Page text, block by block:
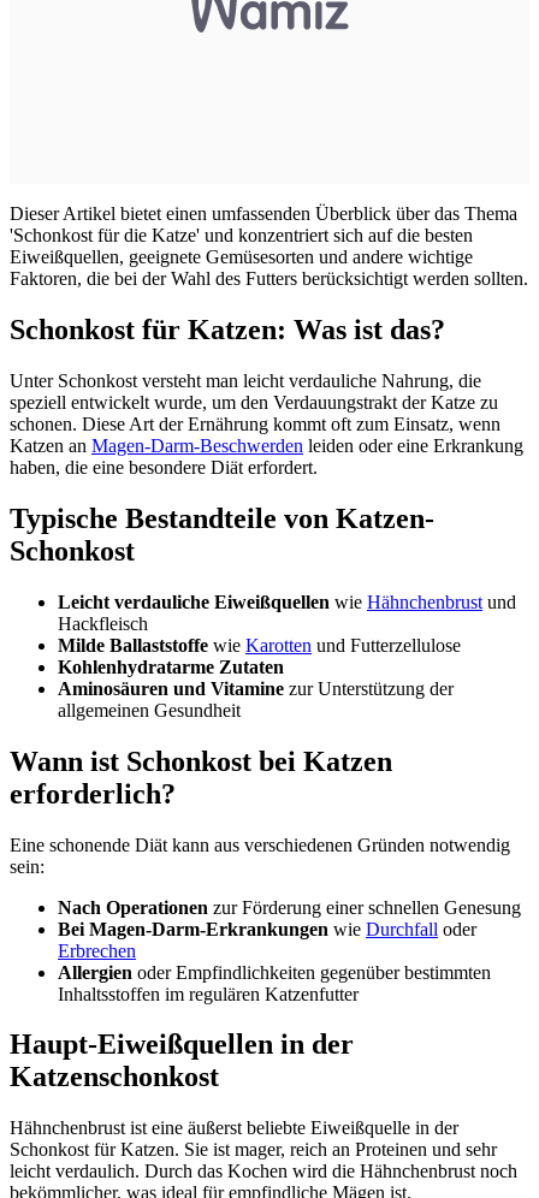
Dieser Artikel bietet einen umfassenden Überblick über das Thema
'Schonkost für die Katze' und konzentriert sich auf die besten
Eiweißquellen, geeignete Gemüsesorten und andere wichtige
Faktoren, die bei der Wahl des Futters berücksichtigt werden sollten.
Schonkost für Katzen: Was ist das?
Unter Schonkost versteht man leicht verdauliche Nahrung, die
speziell entwickelt wurde, um den Verdauungstrakt der Katze zu
schonen. Diese Art der Ernährung kommt oft zum Einsatz, wenn
Katzen an Magen-Darm-Beschwerden leiden oder eine Erkrankung
haben, die eine besondere Diät erfordert.
Typische Bestandteile von Katzen-
Schonkost
Leicht verdauliche Eiweißquellen wie Hähnchenbrust und
Hackfleisch
Milde Ballaststoffe wie Karotten und Futterzellulose
Kohlenhydratarme Zutaten
Aminosäuren und Vitamine zur Unterstützung der
allgemeinen Gesundheit
Wann ist Schonkost bei Katzen
erforderlich?
Eine schonende Diät kann aus verschiedenen Gründen notwendig
sein:
Nach Operationen zur Förderung einer schnellen Genesung
Bei Magen-Darm-Erkrankungen wie Durchfall oder
Erbrechen
Allergien oder Empfindlichkeiten gegenüber bestimmten
Inhaltsstoffen im regulären Katzenfutter
Haupt-Eiweißquellen in der
Katzenschonkost
Hähnchenbrust ist eine äußerst beliebte Eiweißquelle in der
Schonkost für Katzen. Sie ist mager, reich an Proteinen und sehr
leicht verdaulich. Durch das Kochen wird die Hähnchenbrust noch
bekömmlicher, was ideal für empfindliche Mägen ist.